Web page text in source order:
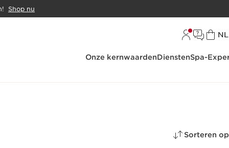
Shop nu
NL
Onze kernwaardenDienstenSpa-
Sorteren op